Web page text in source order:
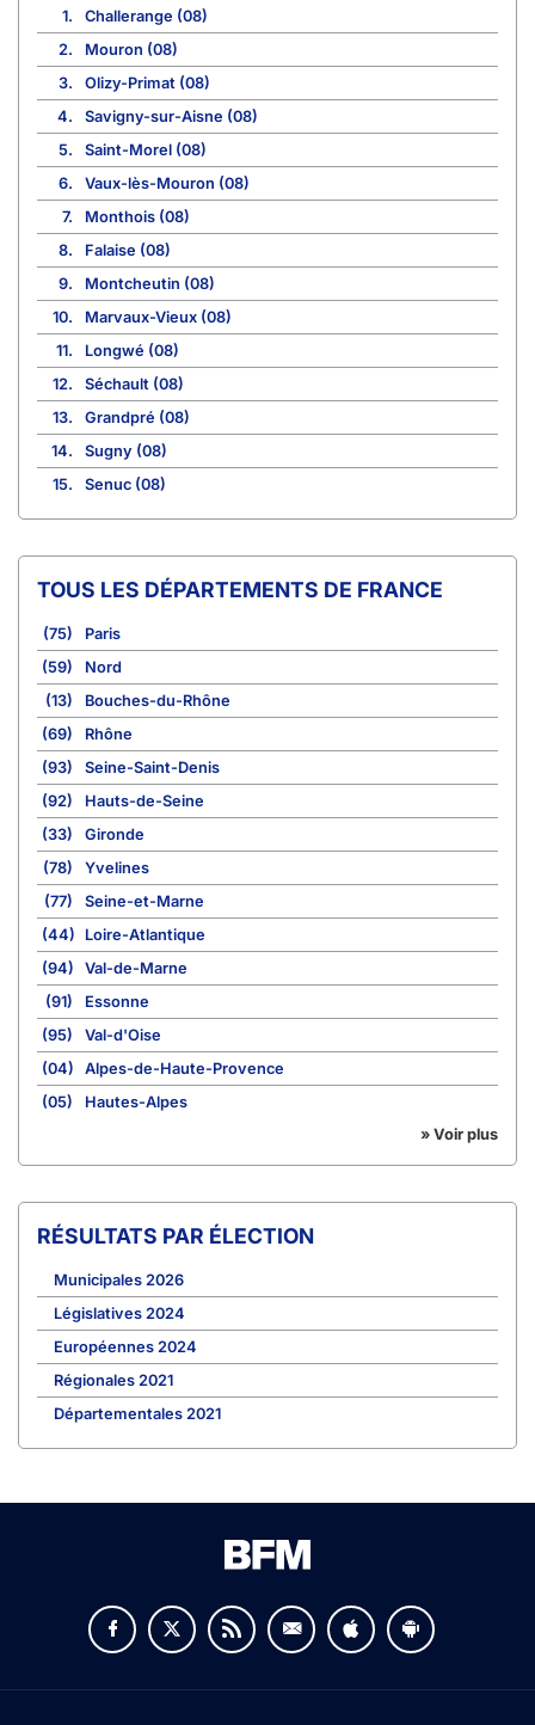
1.
Challerange (08)
2.
Mouron (08)
3.
Olizy-Primat (08)
4.
Savigny-sur-Aisne (08)
5.
Saint-Morel (08)
6.
Vaux-lès-Mouron (08)
7.
Monthois (08)
8.
Falaise (08)
9.
Montcheutin (08)
10.
Marvaux-Vieux (08)
11.
Longwé (08)
12.
Séchault (08)
13.
Grandpré (08)
14.
Sugny (08)
15.
Senuc (08)
TOUS LES DÉPARTEMENTS DE FRANCE
(75)
Paris
(59)
Nord
(13)
Bouches-du-Rhône
(69)
Rhône
(93)
Seine-Saint-Denis
(92)
Hauts-de-Seine
(33)
Gironde
(78)
Yvelines
(77)
Seine-et-Marne
(44)
Loire-Atlantique
(94)
Val-de-Marne
(91)
Essonne
(95)
Val-d'Oise
(04)
Alpes-de-Haute-Provence
(05)
Hautes-Alpes
» Voir plus
RÉSULTATS PAR ÉLECTION
Municipales 2026
Législatives 2024
Européennes 2024
Régionales 2021
Départementales 2021